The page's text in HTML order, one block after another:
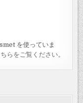
を使っていま
らをご覧ください。